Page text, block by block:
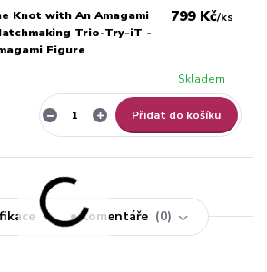
Knot with An Amagami
Trio-Try-iT -
Figure
799 Kč/ks
Skladem
Přidat do košíku
Komentáře 0